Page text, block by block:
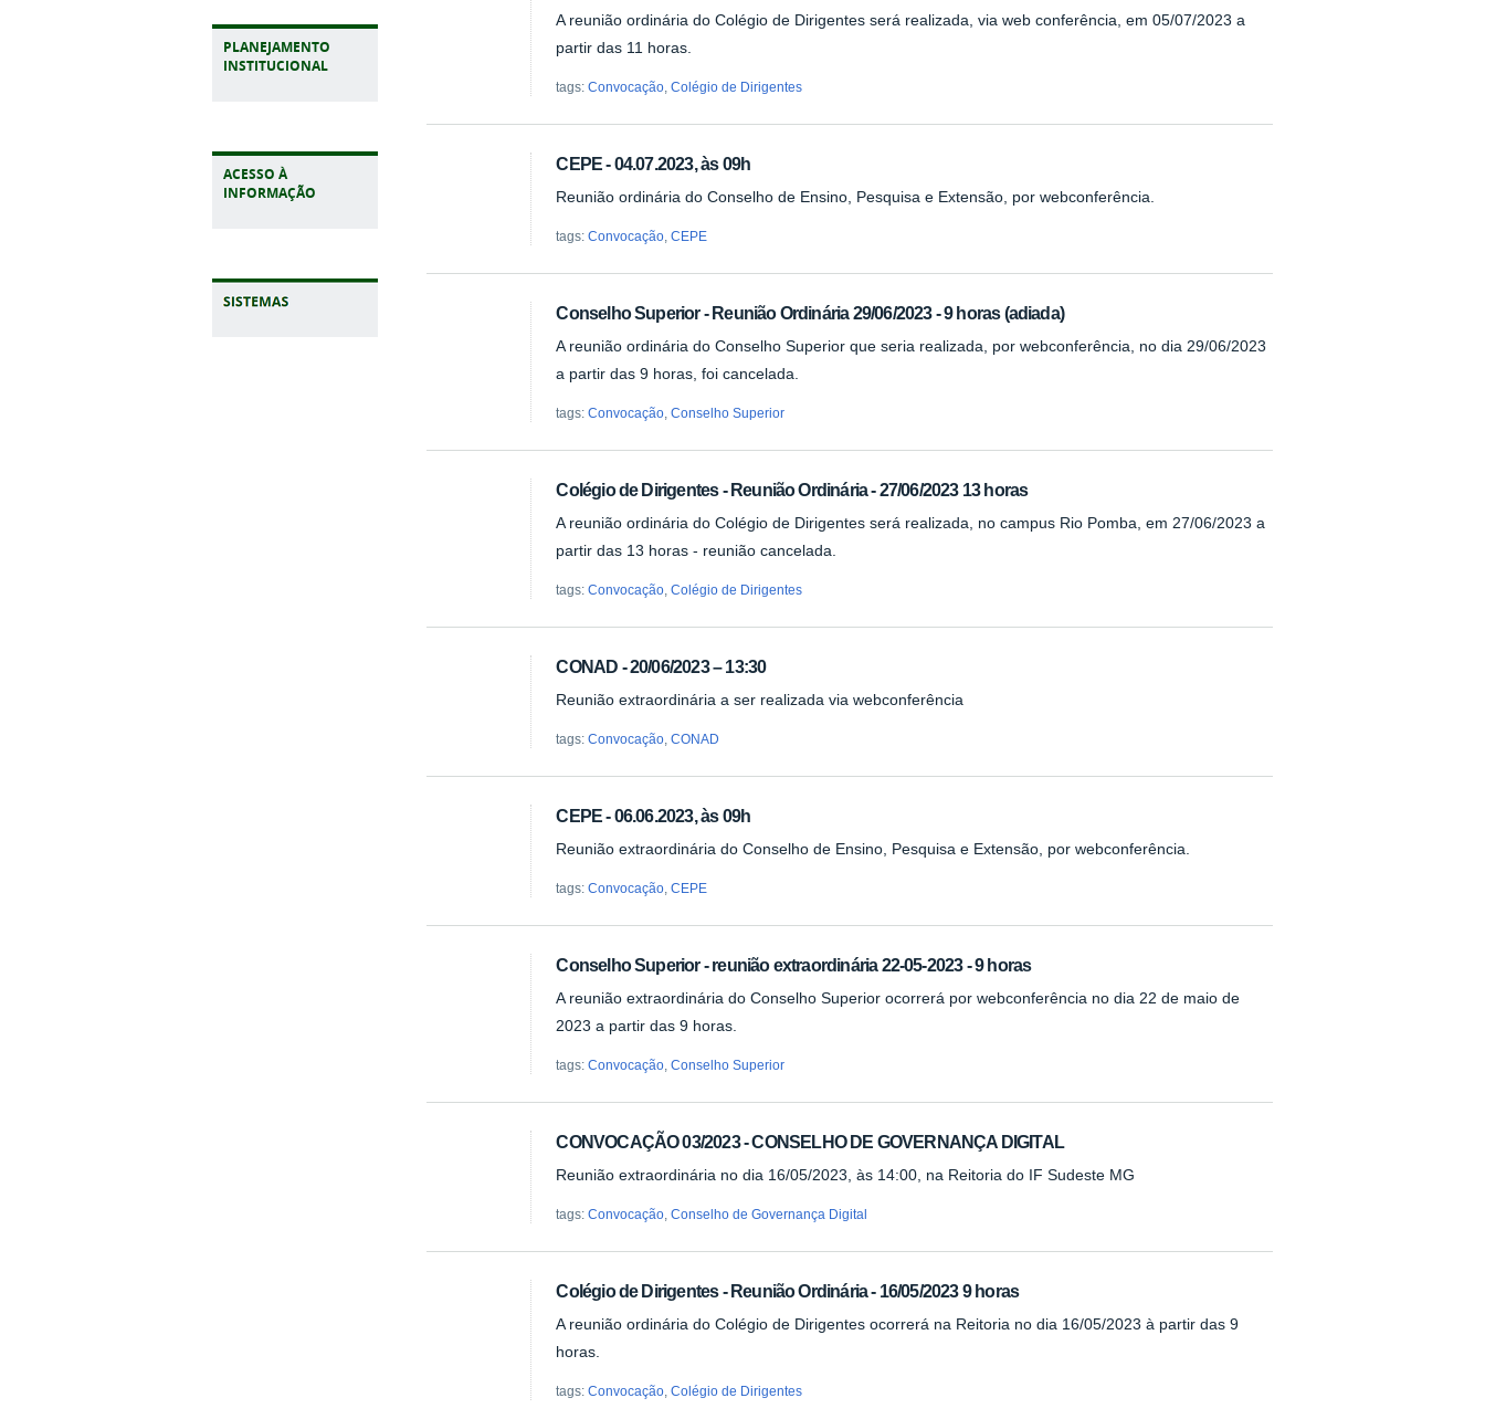
PLANEJAMENTO
INSTITUCIONAL
ACESSO À
INFORMAÇÃO
A reunião ordinária do Colégio de Dirigentes será realizada, via web conferência, em 05/07/2023 a
partir das 11 horas.
tags:Convocação ,Colégio de Dirigentes
CEPE - 04.07.2023, às 09h
Reunião ordinária do Conselho de Ensino, Pesquisa e Extensão, por webconferência.
tags:Convocação ,CEPE
Conselho Superior - Reunião Ordinária 29/06/2023 - 9 horas (adiada)
A reunião ordinária do Conselho Superior que seria realizada, por webconferência, no dia 29/06/2023
a partir das 9 horas, foi cancelada.
tags:Convocação ,Conselho Superior
Colégio de Dirigentes - Reunião Ordinária - 27/06/2023 13 horas
A reunião ordinária do Colégio de Dirigentes será realizada, no campus Rio Pomba, em 27/06/2023 a
partir das 13 horas - reunião cancelada.
tags:Convocação ,Colégio de Dirigentes
CONAD - 20/06/2023 – 13:30
Reunião extraordinária a ser realizada via webconferência
tags:Convocação ,CONAD
CEPE - 06.06.2023, às 09h
Reunião extraordinária do Conselho de Ensino, Pesquisa e Extensão, por webconferência.
tags:Convocação ,CEPE
Conselho Superior - reunião extraordinária 22-05-2023 - 9 horas
A reunião extraordinária do Conselho Superior ocorrerá por webconferência no dia 22 de maio de
2023 a partir das 9 horas.
tags:Convocação ,Conselho Superior
CONVOCAÇÃO 03/2023 - CONSELHO DE GOVERNANÇA DIGITAL
Reunião extraordinária no dia 16/05/2023, às 14:00, na Reitoria do IF Sudeste MG
tags:Convocação ,Conselho de Governança Digital
Colégio de Dirigentes - Reunião Ordinária - 16/05/2023 9 horas
A reunião ordinária do Colégio de Dirigentes ocorrerá na Reitoria no dia 16/05/2023 à partir das 9
horas.
tags:Convocação ,Colégio de Dirigentes